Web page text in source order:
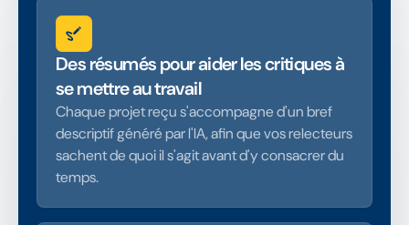
Des résumés pour aider les critiques à
se mettre au travail
Chaque projet reçu s'accompagne d'un bref
descriptif généré par l'IA, afin que vos relecteurs
sachent de quoi il s'agit avant d'y consacrer du
temps.